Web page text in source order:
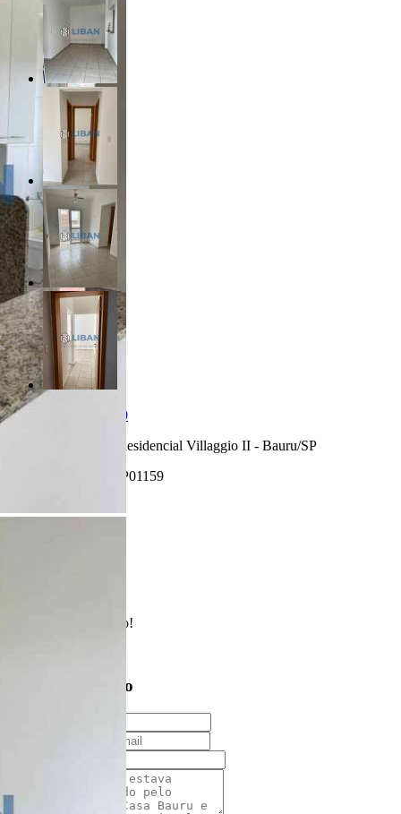
R$ 260.000,00
Condomínio Residencial Villaggio II - Bauru/SP
Referência: AP01159
Enviado com sucesso!
Entre em contato